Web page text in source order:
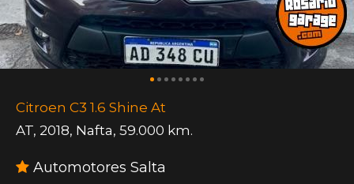
Citroen C3 1.6 Shine At
AT, 2018, Nafta, 59.000 km.
Automotores Salta